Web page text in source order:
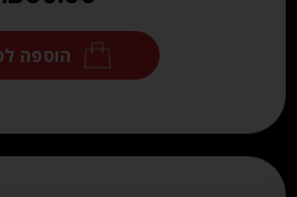
הוספה